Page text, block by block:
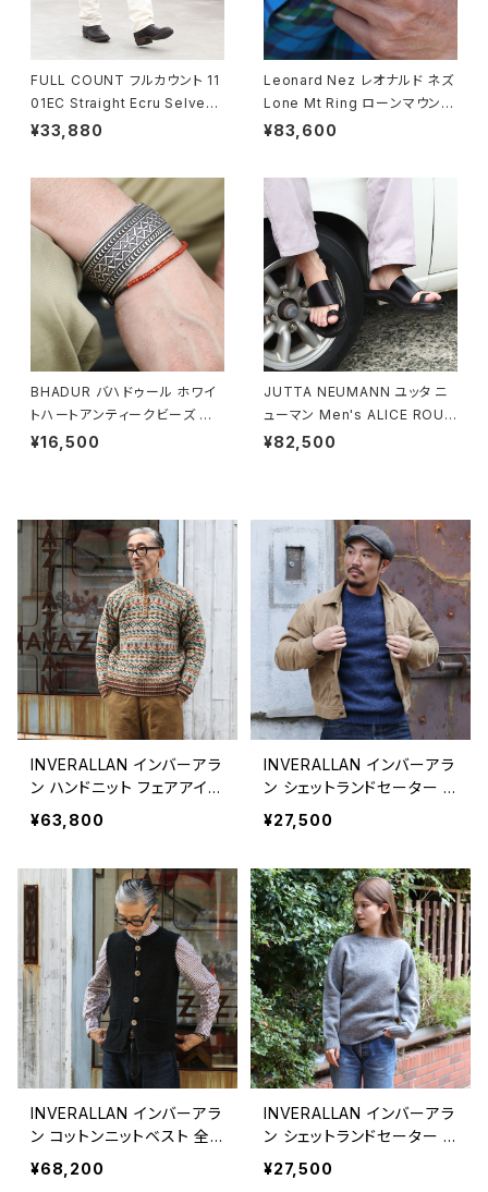
FULL COUNT フルカウント 11
01EC Straight Ecru Selved
ge Denim ストレートセルビッ
¥33,880
Leonard Nez レオナルド ネズ
Lone Mt Ring ローンマウンテ
ンターコイズリング 15号 ナバホ
¥83,600
BHADUR バハドゥール ホワイ
トハートアンティークビーズ ブ
レスレット 金赤 #b126 日本製
¥16,500
JUTTA NEUMANN ユッタ ニ
ューマン Men's ALICE ROUN
D アリス ラウンド サンダル レザ
¥82,500
INVERALLAN インバーアラ
ン ハンドニット フェアアイル
ウールセーター
¥63,800
INVERALLAN インバーアラ
ン シェットランドセーター D
ENIM(デニム)
¥27,500
INVERALLAN インバーアラ
ン コットンニットベスト 全2
色
¥68,200
INVERALLAN インバーアラ
ン シェットランドセーター M
EDIUM GREY(ミディアムグ
レー)
¥27,500